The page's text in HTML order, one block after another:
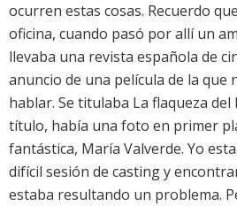
ocurren estas cosas. Recuerdo
oficina, cuando pasó por allí un
llevaba una revista española de
anuncio de una película de la que
hablar. Se titulaba La flaqueza del
título, había una foto en primer
fantástica, María Valverde. Yo
difícil sesión de casting y
estaba resultando un problema.